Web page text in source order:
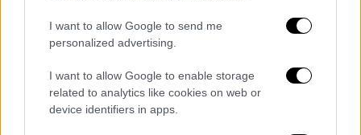
I want to allow Google to send me
personalized advertising.
I want to allow Google to enable storage
related to analytics like cookies on web or
device identifiers in apps.
είναι ένα βασικό στοιχείο στην πίστα χορού
σε αυτά τα πάρτιγια τουλάχιστον άλλα 70
χρόνια.
Ακριβώς τη στιγμή που το κοινό νομίζει ότι